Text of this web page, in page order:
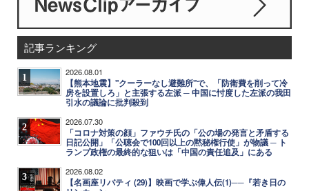
記事ランキング
1 2026.08.01
【熊本地震】"クーラーなし避難所"で、「防衛費を削って冷
房を設置しろ」と主張する左派 ─ 中国に忖度した左派の我田
引水の議論に批判殺到
2 2026.07.30
「コロナ対策の顔」ファウチ氏の「公の場の発言と矛盾する
日記公開」「公聴会で100回以上の黙秘権行使」が物議 ─ ト
ランプ政権の最終的な狙いは「中国の責任追及」にある
3 2026.08.02
【名画座リバティ (29)】映画で学ぶ偉人伝(1)──『若き日の